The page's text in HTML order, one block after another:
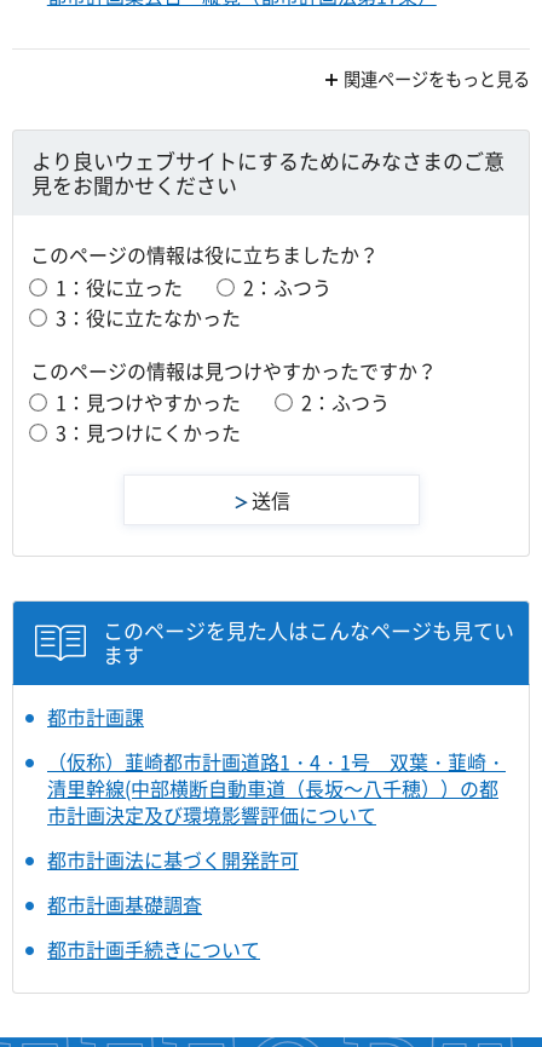
関連ページをもっと見る
より良いウェブサイトにするためにみなさまのご意
見をお聞かせください
このページの情報は役に立ちましたか？
1：役に立った
2：ふつう
3：役に立たなかった
このページの情報は見つけやすかったですか？
1：見つけやすかった
2：ふつう
3：見つけにくかった
このページを見た人はこんなページも見てい
ます
都市計画課
（仮称）韮崎都市計画道路1・4・1号 双葉・韮崎・
清里幹線(中部横断自動車道（長坂～八千穂））の都
市計画決定及び環境影響評価について
都市計画法に基づく開発許可
都市計画基礎調査
都市計画手続きについて